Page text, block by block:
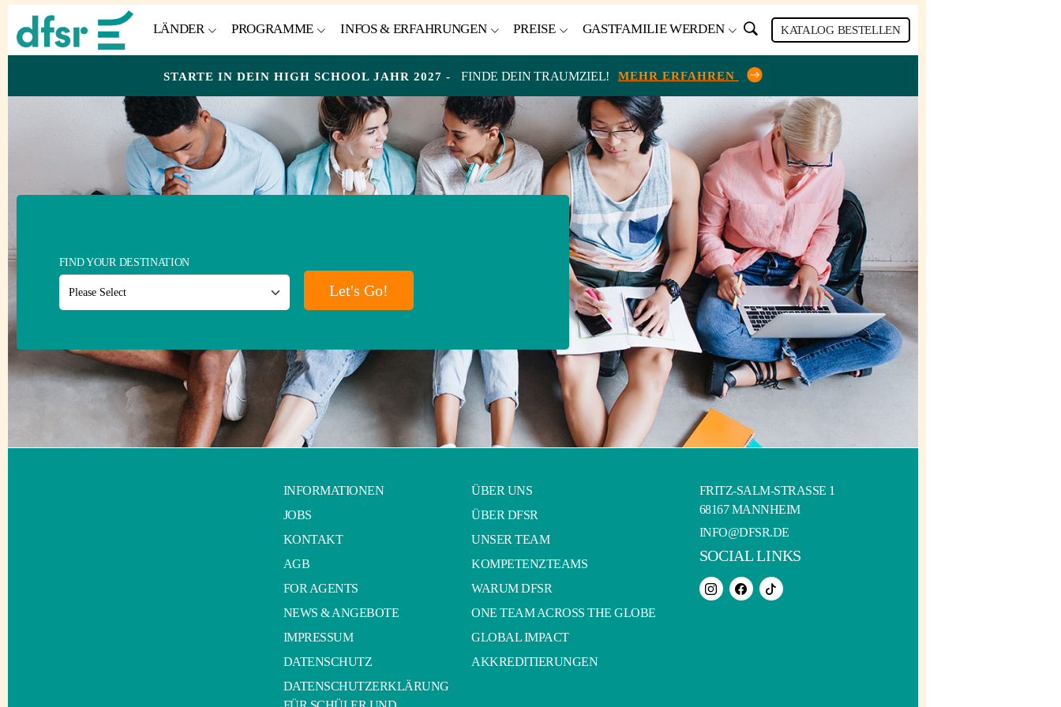
LÄNDER PROGRAMME INFOS & ERFAHRUNGEN PREISE GASTFAMILIE WERDEN KATALOG BESTELLEN
STARTE IN DEIN HIGH SCHOOL JAHR 2027 - FINDE DEIN TRAUMZIEL! MEHR ERFAHREN
FIND YOUR DESTINATION
Let's Go!
INFORMATIONEN
JOBS
KONTAKT
AGB
FOR AGENTS
NEWS & ANGEBOTE
IMPRESSUM
DATENSCHUTZ
DATENSCHUTZERKLÄRUNG
ÜBER UNS
ÜBER DFSR
UNSER TEAM
KOMPETENZTEAMS
WARUM DFSR
ONE TEAM ACROSS THE GLOBE
GLOBAL IMPACT
AKKREDITIERUNGEN
FRITZ-SALM-STRASSE 1
68167 MANNHEIM
INFO@DFSR.DE
SOCIAL LINKS